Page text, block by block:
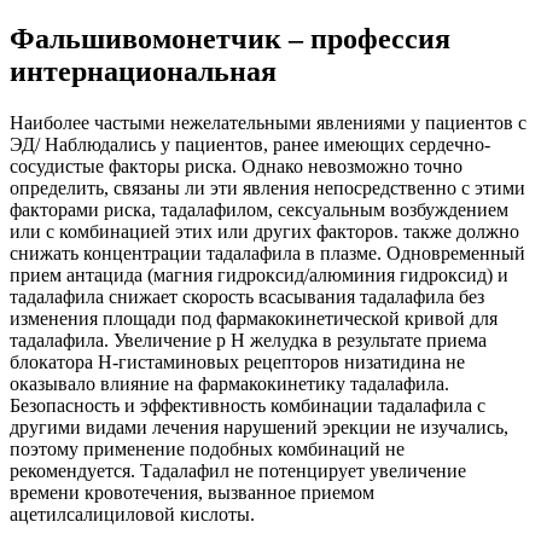
Фальшивомонетчик – профессия
интернациональная
Наиболее частыми нежелательными явлениями у пациентов с
ЭД/ Наблюдались у пациентов, ранее имеющих сердечно-
сосудистые факторы риска. Однако невозможно точно
определить, связаны ли эти явления непосредственно с этими
факторами риска, тадалафилом, сексуальным возбуждением
или с комбинацией этих или других факторов. также должно
снижать концентрации тадалафила в плазме. Одновременный
прием антацида (магния гидроксид/алюминия гидроксид) и
тадалафила снижает скорость всасывания тадалафила без
изменения площади под фармакокинетической кривой для
тадалафила. Увеличение р Н желудка в результате приема
блокатора Н-гистаминовых рецепторов низатидина не
оказывало влияние на фармакокинетику тадалафила.
Безопасность и эффективность комбинации тадалафила с
другими видами лечения нарушений эрекции не изучались,
поэтому применение подобных комбинаций не
рекомендуется. Тадалафил не потенцирует увеличение
времени кровотечения, вызванное приемом
ацетилсалициловой кислоты.